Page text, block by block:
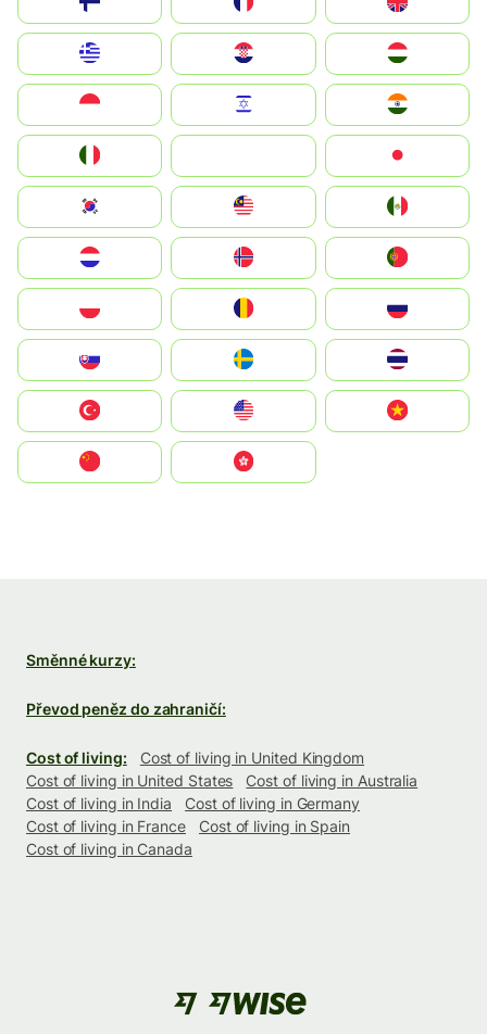
Magyarország
South Korea
United States
中國香港特別行政區
Směnné kurzy:
Převod peněz do zahraničí:
Cost of living:
Cost of living in United Kingdom
Cost of living in United States
Cost of living in Australia
Cost of living in India
Cost of living in Germany
Cost of living in France
Cost of living in Spain
Cost of living in Canada